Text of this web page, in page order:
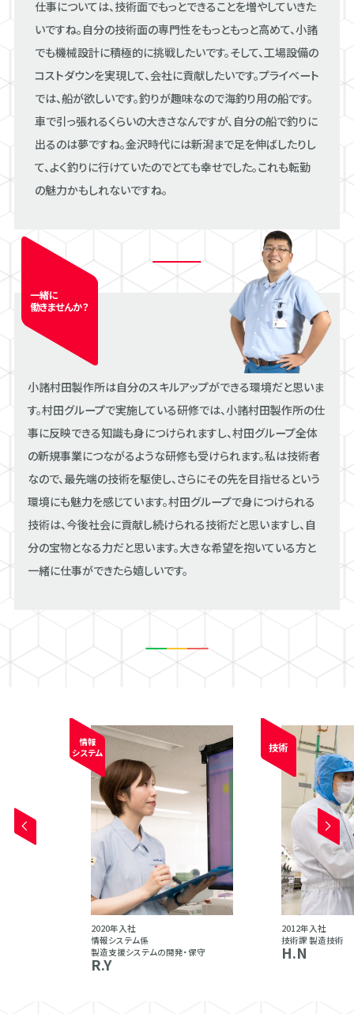
仕事については、技術面でもっとできることを増やしていきた
いですね。自分の技術面の専門性をもっともっと高めて、小諸
でも機械設計に積極的に挑戦したいです。そして、工場設備の
コストダウンを実現して、会社に貢献したいです。プライベート
では、船が欲しいです。釣りが趣味なので海釣り用の船です。
車で引っ張れるくらいの大きさなんですが、自分の船で釣りに
出るのは夢ですね。金沢時代には新潟まで足を伸ばしたりし
て、よく釣りに行けていたのでとても幸せでした。これも転勤
の魅力かもしれないですね。
一緒に
働きませんか？
小諸村田製作所は自分のスキルアップができる環境だと思いま
す。村田グループで実施している研修では、小諸村田製作所の仕
事に反映できる知識も身につけられますし、村田グループ全体
の新規事業につながるような研修も受けられます。私は技術者
なので、最先端の技術を駆使し、さらにその先を目指せるという
環境にも魅力を感じています。村田グループで身につけられる
技術は、今後社会に貢献し続けられる技術だと思いますし、自
分の宝物となる力だと思います。大きな希望を抱いている方と
一緒に仕事ができたら嬉しいです。
情報
システム
2020年⼊社
情報システム係
製造支援システムの開発・保守
R.Y
技術
2012年⼊社
技術課 製造技術
H.N